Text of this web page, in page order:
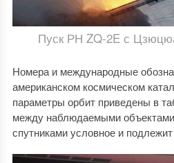
Пуск РН ZQ-2E с
Номера и международные
американском космическом
параметры орбит приведены в
между наблюдаемыми
спутниками условное и